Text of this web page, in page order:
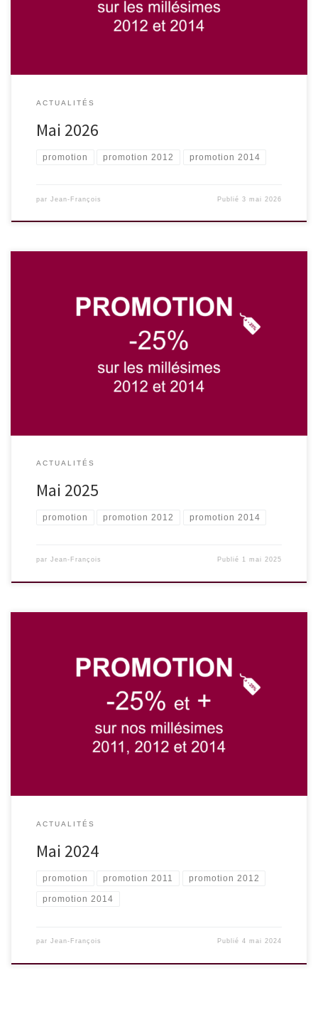
Château Chêne-Vieux 2012 : 8,50€ / bouteille (au lieu de 12,50€)
ACTUALITÉS
Mai 2026
promotion promotion 2012 promotion 2014
par Jean-François Publié3 mai 2026
exceptionnelle de 25% sur nos vins des millésimes 2012 et 2014 : -
Château de Musset 2014 : 10,50€ / bouteille (au lieu de 14€) -
Château Chêne-Vieux 2012 : 9,30€ / bouteille (au lieu de 12,50€)
ACTUALITÉS
Mai 2025
promotion promotion 2012 promotion 2014
par Jean-François Publié 1 mai 2025
exceptionnelle de 25% et plus sur nos vins des millésimes 2011,
2012 et 2014 : - Château de Musset 2011 : 13,00€ / bouteille (au
lieu de 17,50€) - Château de Musset 2012 : 13,00€ / bouteille (au
lieu de 17,50€) - - Château de Musset 2014 : 10,50€ / bouteille (au
lieu de 14€) - Château Chêne-Vieux 2011 : 9,30€ / bouteille (au
lieu de 12,50€) - Château Chêne-Vieux 2012 : 9,30€ / bouteille (au
ACTUALITÉS
Mai 2024
promotion promotion 2011 promotion 2012
promotion 2014
par Jean-François Publié4 mai 2024